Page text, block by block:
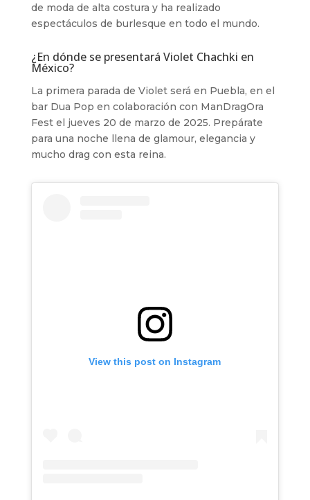
de moda de alta costura y ha realizado
espectáculos de burlesque en todo el mundo.
¿En dónde se presentará Violet Chachki en
México?
La primera parada de Violet será en Puebla, en el
bar Dua Pop en colaboración con ManDragOra
Fest el jueves 20 de marzo de 2025. Prepárate
para una noche llena de glamour, elegancia y
mucho drag con esta reina.
View this post on Instagram